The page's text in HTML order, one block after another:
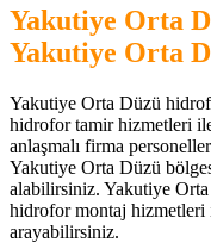
Yakutiye Orta
Yakutiye Orta
Yakutiye Orta Düzü
hidrofor tamir hizmetleri
anlaşmalı firma
Yakutiye Orta Düzü
alabilirsiniz. Yakutiye
hidrofor montaj
arayabilirsiniz.